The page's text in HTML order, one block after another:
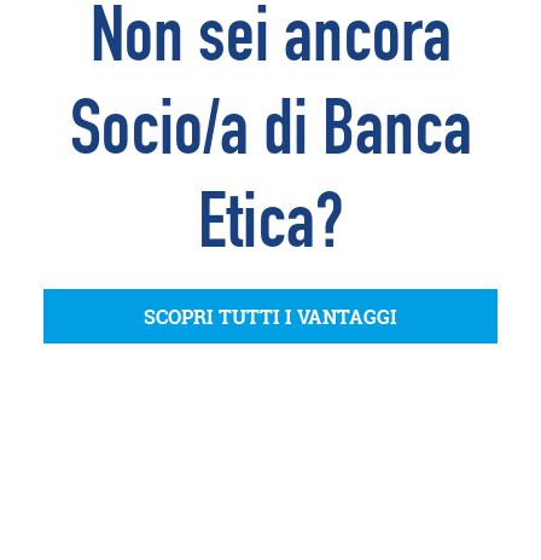
Non sei ancora
Socio/a di Banca
Etica?
SCOPRI TUTTI I VANTAGGI